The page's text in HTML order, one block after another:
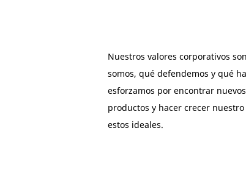
Nuestros valores corporativos
somos, qué defendemos y qué
esforzamos por encontrar
productos y hacer crecer
estos ideales.